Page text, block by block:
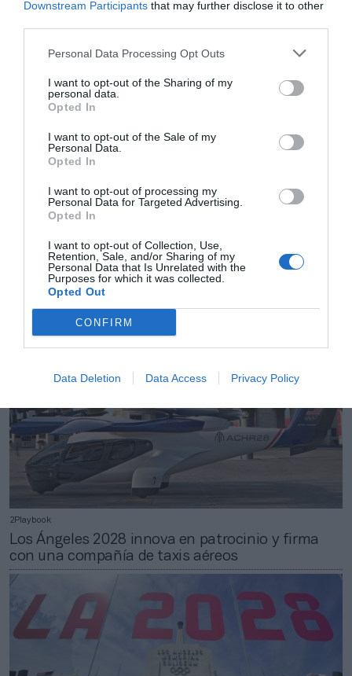
Downstream Participants that may further disclose it to other
Personal Data Processing Opt Outs
I want to opt-out of the Sharing of my
personal data.
Opted In
I want to opt-out of the Sale of my
Personal Data.
Opted In
I want to opt-out of processing my
Personal Data for Targeted Advertising.
Opted In
I want to opt-out of Collection, Use,
Retention, Sale, and/or Sharing of my
Personal Data that Is Unrelated with the
Purposes for which it was collected.
Opted Out
CONFIRM
Data Deletion Data Access Privacy Policy
2Playbook
La NFL permitirá a sus jugadores competir en el
debut del ‘flag football’ en Los Ángeles 2028
2Playbook
Los Ángeles 2028 innova en patrocinio y firma
con una compañía de taxis aéreos